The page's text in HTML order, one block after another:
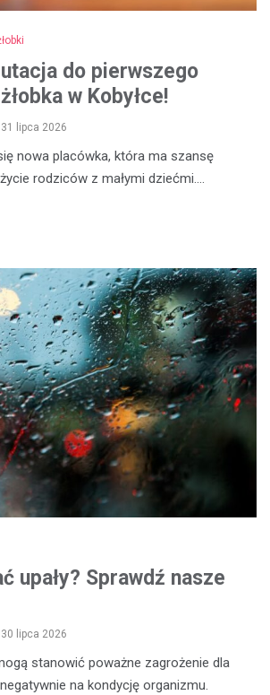
do pierwszego
w Kobyłce!
31 lipca 2026
nowa placówka, która ma szansę
rodziców z małymi dziećmi.…
upały? Sprawdź nasze
30 lipca 2026
stanowić poważne zagrożenie dla
na kondycję organizmu.